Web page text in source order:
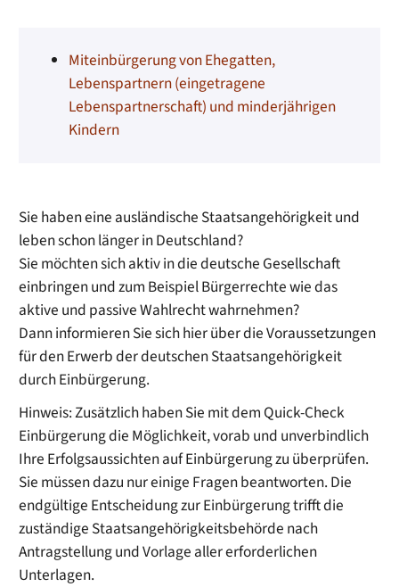
Miteinbürgerung von Ehegatten,
Lebenspartnern (eingetragene
Lebenspartnerschaft) und minderjährigen
Kindern
Sie haben eine ausländische Staatsangehörigkeit und
leben schon länger in Deutschland?
Sie möchten sich aktiv in die deutsche Gesellschaft
einbringen und zum Beispiel Bürgerrechte wie das
aktive und passive Wahlrecht wahrnehmen?
Dann informieren Sie sich hier über die Voraussetzungen
für den Erwerb der deutschen Staatsangehörigkeit
durch Einbürgerung.
Hinweis: Zusätzlich haben Sie mit dem Quick-Check
Einbürgerung die Möglichkeit, vorab und unverbindlich
Ihre Erfolgsaussichten auf Einbürgerung zu überprüfen.
Sie müssen dazu nur einige Fragen beantworten. Die
endgültige Entscheidung zur Einbürgerung trifft die
zuständige Staatsangehörigkeitsbehörde nach
Antragstellung und Vorlage aller erforderlichen
Unterlagen.